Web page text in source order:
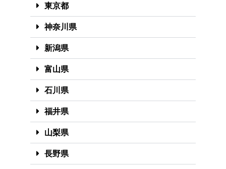
東京都
神奈川県
新潟県
富山県
石川県
福井県
山梨県
長野県